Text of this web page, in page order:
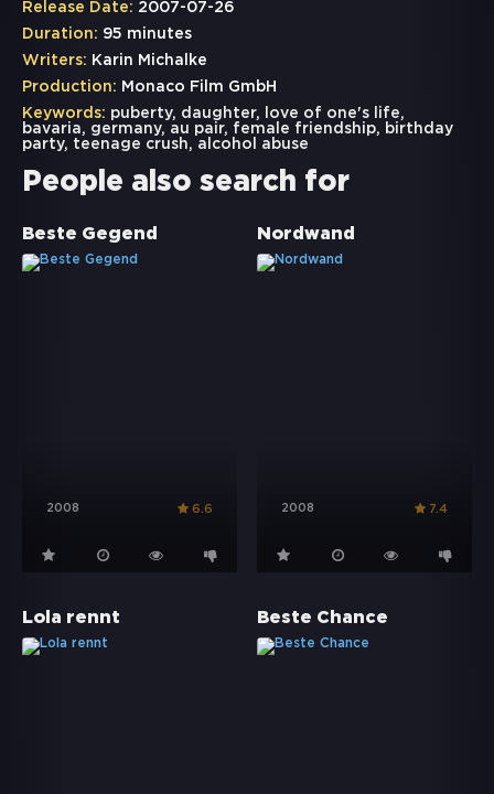
Release Date: 2007-07-26
Duration: 95 minutes
Writers: Karin Michalke
Production: Monaco Film GmbH
Keywords: puberty, daughter, love of one's life,
bavaria, germany, au pair, female friendship, birthday
party, teenage crush, alcohol abuse
People also search for
Beste Gegend
2008 6.6
Nordwand
2008 7.4
Lola rennt Beste Chance